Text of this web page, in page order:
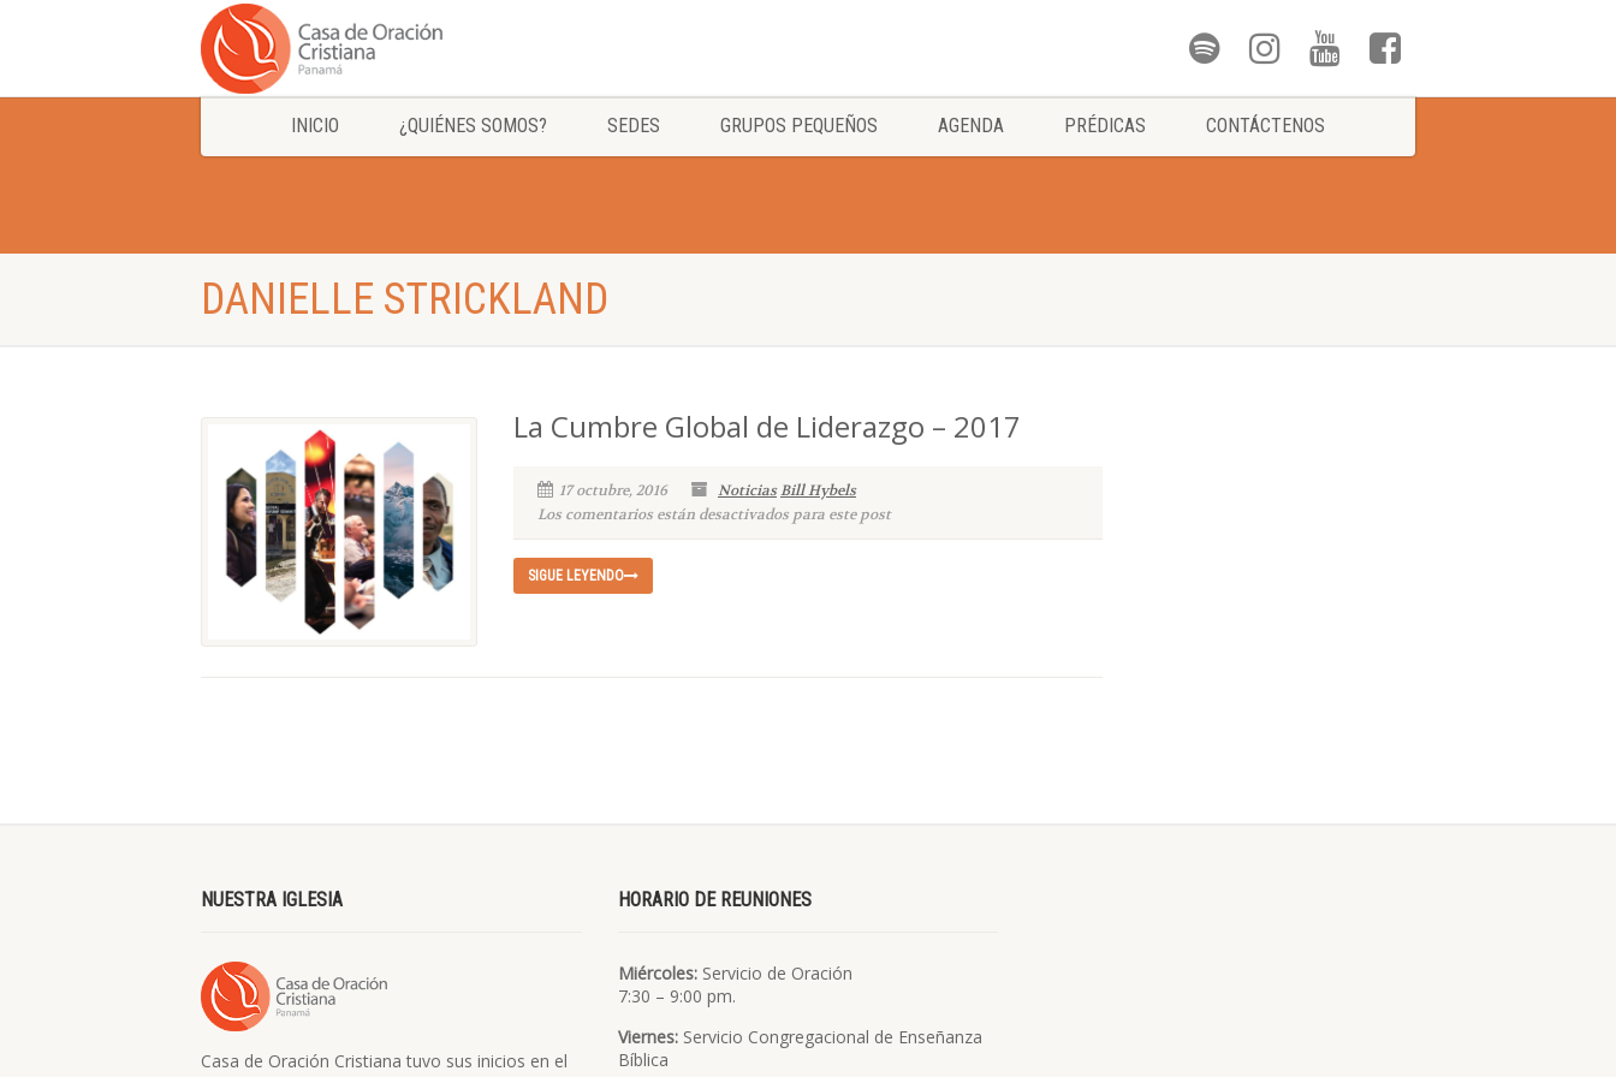
INICIO ¿QUIÉNES SOMOS? SEDES GRUPOS PEQUEÑOS AGENDA PRÉDICAS CONTÁCTENOS
DANIELLE STRICKLAND
La Cumbre Global de Liderazgo – 2017
17 octubre, 2016 NoticiasBill Hybels
Los comentarios están desactivados para este post
SIGUE LEYENDO
NUESTRA IGLESIA
Casa de Oración Cristiana tuvo sus inicios en el
HORARIO DE REUNIONES
Miércoles:Servicio de Oración
7:30 – 9:00 pm.
Viernes:Servicio Congregacional de Enseñanza
Bíblica